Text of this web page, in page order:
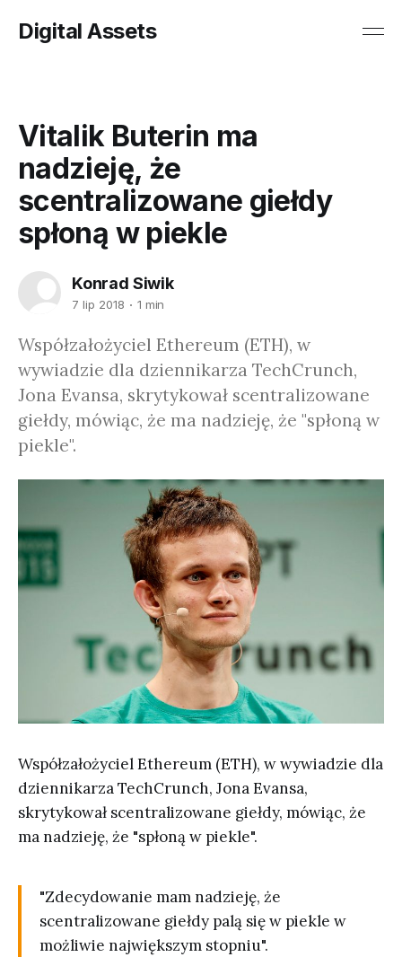
Digital Assets
Vitalik Buterin ma
nadzieję, że
scentralizowane giełdy
spłoną w piekle
Konrad Siwik
7 lip 2018 1 min
Współzałożyciel Ethereum (ETH), w
wywiadzie dla dziennikarza TechCrunch,
Jona Evansa, skrytykował scentralizowane
giełdy, mówiąc, że ma nadzieję, że "spłoną w
piekle".
Współzałożyciel Ethereum (ETH), w wywiadzie dla
dziennikarza TechCrunch, Jona Evansa,
skrytykował scentralizowane giełdy, mówiąc, że
ma nadzieję, że "spłoną w piekle".
"Zdecydowanie mam nadzieję, że
scentralizowane giełdy palą się w piekle w
możliwie największym stopniu".